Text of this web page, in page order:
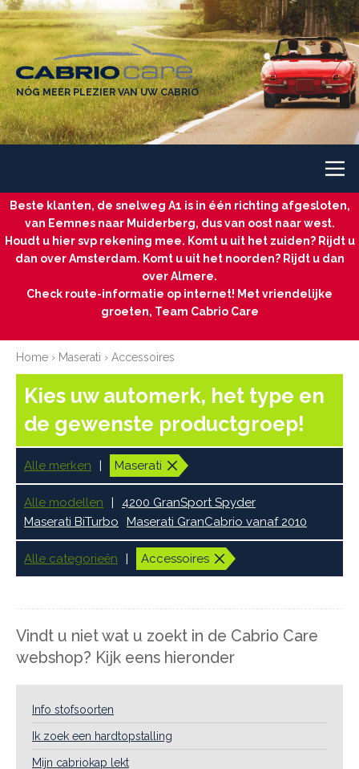
NÓG MEER PLEZIER VAN UW CABRIO
Beste klanten, de snelweg A1 is in één richting afgesloten,
van Eemnes naar Muiderberg, dus van oost naar west.
Houdt u hier svp rekening mee. Komt u uit het zuiden? Rijdt u
dan over Amsterdam. Komt u uit het noorden? Rijdt u dan
over Almere.
Check route-informatie op internet! Met vriendelijke
groeten, Team Cabrio Care
Home › Maserati › Accessoires
Kies uw automerk, het type en
de gewenste productgroep!
Alle merken Maserati
Alle modellen
4200 GranSport Spyder
Maserati BiTurbo
Maserati GranCabrio vanaf 2010
Alle categorieën Accessoires
Vindt u niet wat u zoekt in de Cabrio Care
webshop? Kijk eens hieronder
Info stofsoorten
Ik zoek een hardtopstalling
Mijn cabriokap lekt